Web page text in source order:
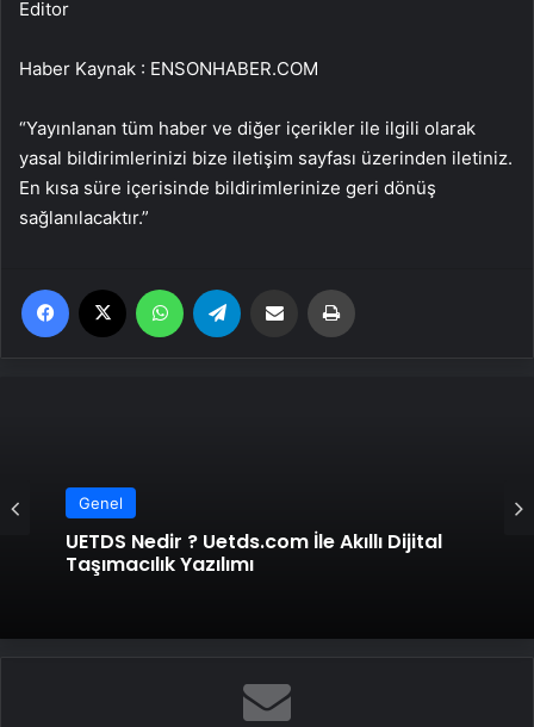
Editor
Haber Kaynak : ENSONHABER.COM
“Yayınlanan tüm haber ve diğer içerikler ile ilgili olarak
yasal bildirimlerinizi bize iletişim sayfası üzerinden iletiniz.
En kısa süre içerisinde bildirimlerinize geri dönüş
sağlanılacaktır.”
Facebook WhatsApp Email'den paylaş
Genel
UETDS Nedir ? Uetds.com İle Akıllı Dijital
Taşımacılık Yazılımı